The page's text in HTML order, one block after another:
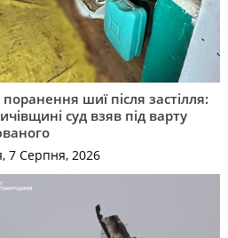
шиї після застілля:
суд взяв під варту
7 Серпня, 2026